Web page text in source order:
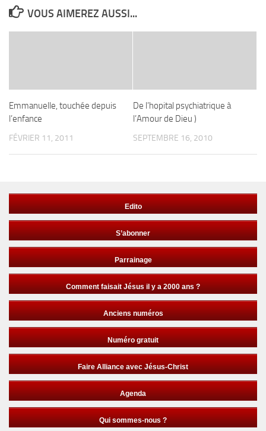
VOUS AIMEREZ AUSSI...
Emmanuelle, touchée depuis
l’enfance
FÉVRIER 11, 2011
De l’hopital psychiatrique à
l’Amour de Dieu )
SEPTEMBRE 16, 2010
Edito
S’abonner
Parrainage
Comment faisait Jésus il y a 2000 ans ?
Anciens numéros
Numéro gratuit
Faire Alliance avec Jésus-Christ
Agenda
Qui sommes-nous ?